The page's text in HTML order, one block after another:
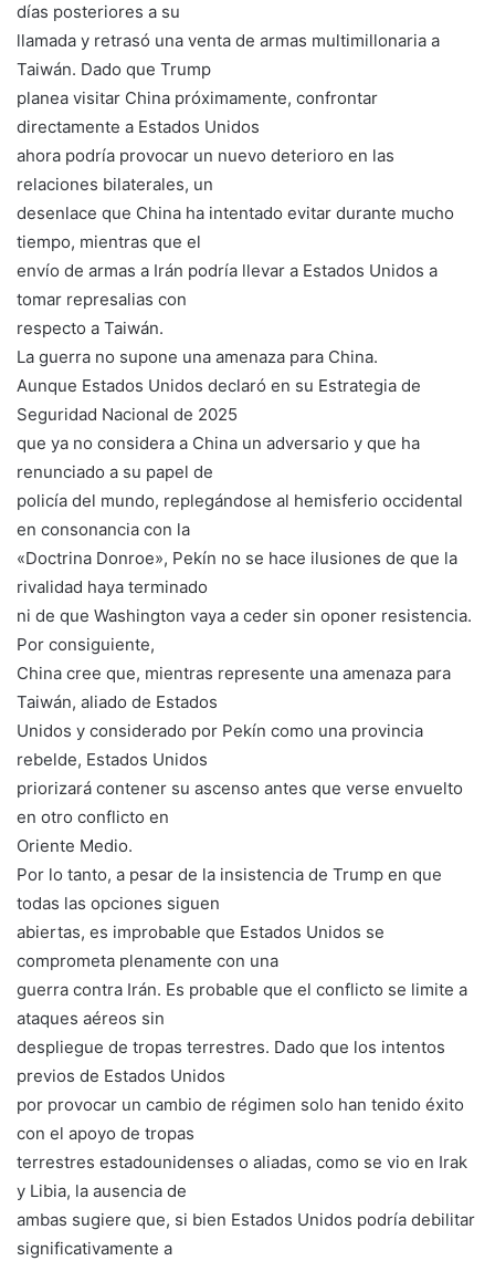
días posteriores a su
llamada y retrasó una venta de armas multimillonaria a
Taiwán. Dado que Trump
planea visitar China próximamente, confrontar
directamente a Estados Unidos
ahora podría provocar un nuevo deterioro en las
relaciones bilaterales, un
desenlace que China ha intentado evitar durante mucho
tiempo, mientras que el
envío de armas a Irán podría llevar a Estados Unidos a
tomar represalias con
respecto a Taiwán.
La guerra no supone una amenaza para China.
Aunque Estados Unidos declaró en su Estrategia de
Seguridad Nacional de 2025
que ya no considera a China un adversario y que ha
renunciado a su papel de
policía del mundo, replegándose al hemisferio occidental
en consonancia con la
«Doctrina Donroe», Pekín no se hace ilusiones de que la
rivalidad haya terminado
ni de que Washington vaya a ceder sin oponer resistencia.
Por consiguiente,
China cree que, mientras represente una amenaza para
Taiwán, aliado de Estados
Unidos y considerado por Pekín como una provincia
rebelde, Estados Unidos
priorizará contener su ascenso antes que verse envuelto
en otro conflicto en
Oriente Medio.
Por lo tanto, a pesar de la insistencia de Trump en que
todas las opciones siguen
abiertas, es improbable que Estados Unidos se
comprometa plenamente con una
guerra contra Irán. Es probable que el conflicto se limite a
ataques aéreos sin
despliegue de tropas terrestres. Dado que los intentos
previos de Estados Unidos
por provocar un cambio de régimen solo han tenido éxito
con el apoyo de tropas
terrestres estadounidenses o aliadas, como se vio en Irak
y Libia, la ausencia de
ambas sugiere que, si bien Estados Unidos podría debilitar
significativamente a